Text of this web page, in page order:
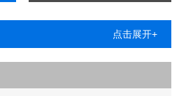
点击展开+